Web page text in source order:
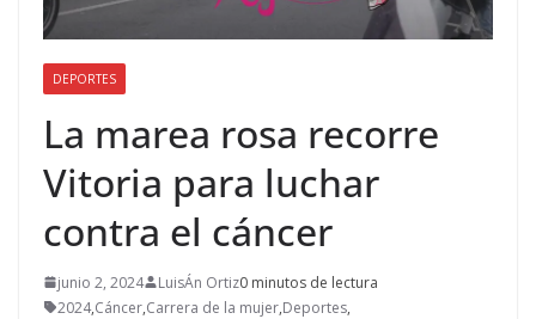
DEPORTES
La marea rosa recorre
Vitoria para luchar
contra el cáncer
junio 2, 2024 LuisÁn Ortiz0 minutos de lectura
2024,Cáncer,Carrera de la mujer,Deportes,